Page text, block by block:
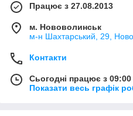
Працює з 27.08.2013
м. Нововолинськ
м-н Шахтарський, 29,
Контакти
Сьогодні працює з
Показати весь графік